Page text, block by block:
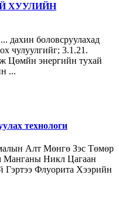
ХУУЛИЙН
боловсруулахад
чулуулгийг; 3.1.21.
Цөмйн энергийн тухай
...
технологи
Алт Мөнгө Зэс Төмөр
Манганы Никл Цагаан
Гэртээ Флуорита Хээрийн